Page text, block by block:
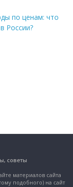
по ценам: что
России?
советы
материалов сайта
подобного) на сайт